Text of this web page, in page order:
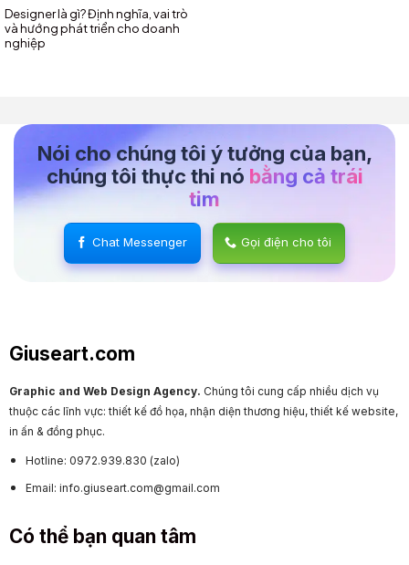
Designer là gì? Định nghĩa, vai trò
và hướng phát triển cho doanh
nghiệp
Nói cho chúng tôi ý tưởng của bạn,
chúng tôi thực thi nó bằng cả trái
tim
Chat Messenger Gọi điện cho tôi
Giuseart.com
Graphic and Web Design Agency. Chúng tôi cung cấp nhiều dịch vụ
thuộc các lĩnh vực: thiết kế đồ họa, nhận diện thương hiệu, thiết kế website,
in ấn & đồng phục.
Hotline: 0972.939.830 (zalo)
Email: info.giuseart.com@gmail.com
Có thể bạn quan tâm